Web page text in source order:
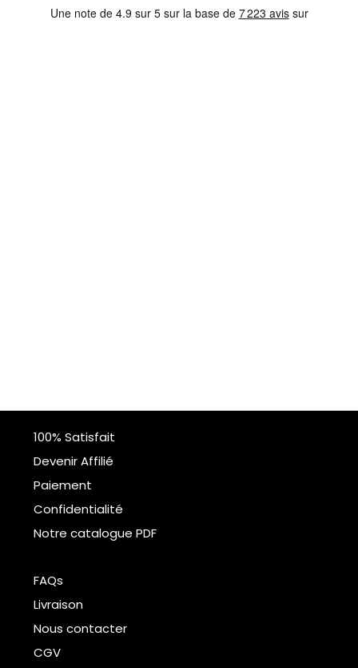
100% Satisfait
Devenir Affilié
Paiement
Confidentialité
Notre catalogue PDF
FAQs
Livraison
Nous contacter
CGV